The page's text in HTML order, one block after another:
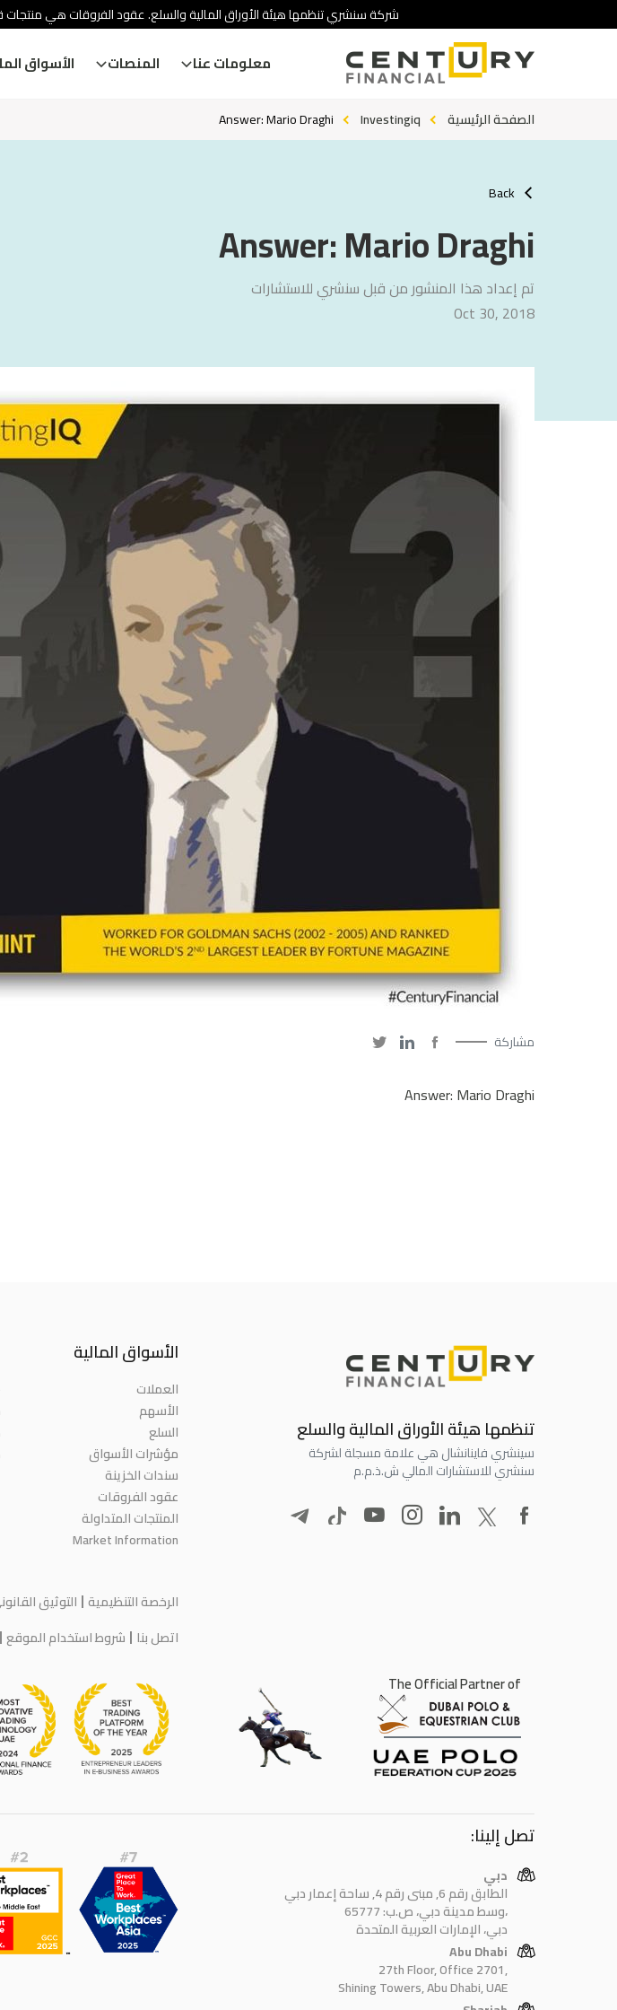
شركة سنشري تنظمها هيئة الأوراق المالية والسلع. عقود الفروقات هي منتجات
معلومات عنا المنصات الأسواق
الصفحة الرئيسية Investingiq
Answer: Mario Draghi
Back
Answer: Mario Draghi
تم إعداد هذا المنشور من قبل سنشري للاستشارات
Oct 30, 2018
مشاركة
Answer: Mario Draghi
تنظمها هيئة الأوراق المالية والسلع
سينشري فاينانشال هي علامة مسجلة لشركة
سنشري للاستشارات المالي ش.ذ.م.م
الأسواق المالية
العملات
الأسهم
السلع
مؤشرات الأسواق
سندات الخزينة
عقود الفروقات
المنتجات المتداولة
Market Information
الرخصة التنظيمية التوثيق
اتصل بنا شروط استخدام الموقع
The Official Partner of
تصل إلينا:
دبي
الطابق رقم 6, مبنى رقم 4, ساحة إعمار دبي
وسط مدينة دبي، ص.ب: 65777،
دبي، الإمارات العربية المتحدة
Abu Dhabi
27th Floor, Office 2701,
Shining Towers, Abu Dhabi, UAE